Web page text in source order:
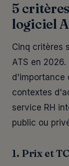
5
logiciel
Cinq critères
ATS en
d'importance
contextes
service RH
public ou
1. Prix et